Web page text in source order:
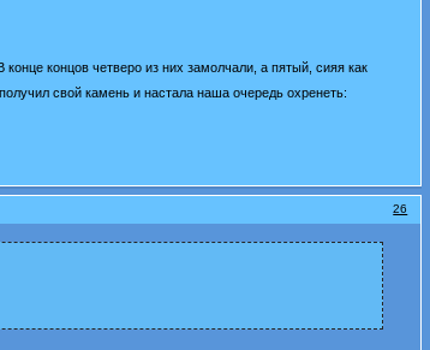
концов четверо из них замолчали, а пятый, сияя как
свой камень и настала наша очередь охренеть:
26